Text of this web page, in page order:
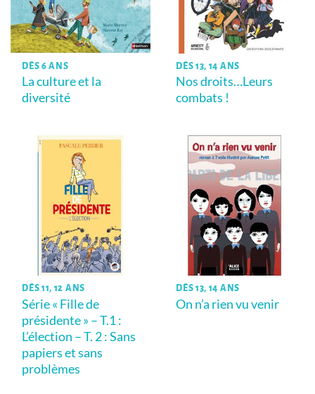
DÈS 6 ANS
La culture et la
diversité
DÈS 13, 14 ANS
Nos droits…Leurs
combats !
DÈS 11, 12 ANS
Série « Fille de
présidente » – T.1 :
L’élection – T. 2 : Sans
papiers et sans
problèmes
DÈS 13, 14 ANS
On n’a rien vu venir